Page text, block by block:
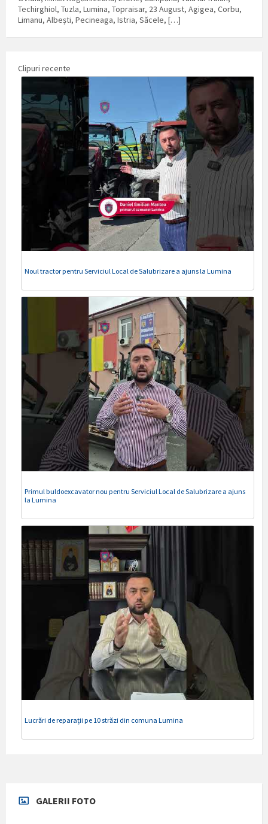
Techirghiol, Tuzla, Lumina, Topraisar, 23 August, Agigea, Corbu,
Limanu, Albești, Pecineaga, Istria, Săcele, […]
Clipuri recente
Noul tractor pentru Serviciul Local de Salubrizare a ajuns la Lumina
Primul buldoexcavator nou pentru Serviciul Local de Salubrizare a ajuns
la Lumina
Lucrări de reparații pe 10 străzi din comuna Lumina
GALERII FOTO